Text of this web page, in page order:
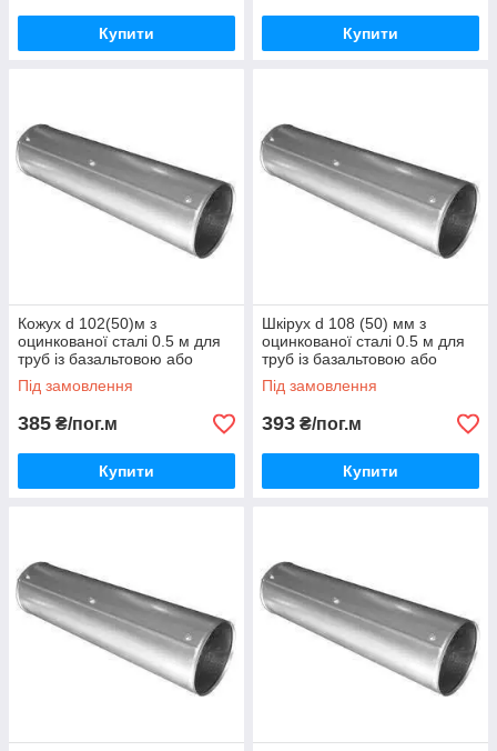
Купити Купити
Кожух d 102(50)м з
оцинкованої сталі 0.5 м для
труб із базальтовою або
каучуковою теплоізоляцією
Під замовлення
385 ₴/пог.м
Купити
Шкірух d 108 (50) мм з
оцинкованої сталі 0.5 м для
труб із базальтовою або
каучуковою теплоізоляцією
Під замовлення
393 ₴/пог.м
Купити